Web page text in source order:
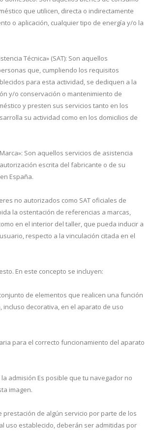
que utilicen, directa o indirectamente
o aplicación, cualquier tipo de energía y/o la
Técnica» (SAT): Son aquellos
que, cumpliendo los requisitos
para esta actividad, se dediquen a la
y/o conservación o mantenimiento de
y presten sus servicios tanto en los
su actividad como en los domicilios de
Marca»: Son aquellos servicios de asistencia
escrita del fabricante o de su
España.
no autorizados como SAT oficiales de
la ostentación de referencias a marcas,
en el interior del taller, que pueda inducir a
respecto a la vinculación citada en el
En este concepto se incluyen:
de elementos que realicen una función
incluso decorativa, en el aparato de uso
para el correcto funcionamiento del aparato
la admisión Es posible que tu navegador no
imagen.
prestación de algún servicio por parte de los
uso establecido, deberán ser admitidas por